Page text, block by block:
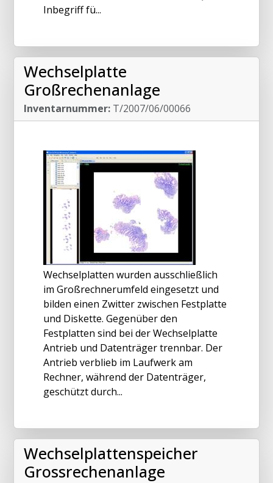
Inbegriff fü...
Wechselplatte
Großrechenanlage
Inventarnummer: T/2007/06/00066
Wechselplatten wurden ausschließlich
im Großrechnerumfeld eingesetzt und
bilden einen Zwitter zwischen Festplatte
und Diskette. Gegenüber den
Festplatten sind bei der Wechselplatte
Antrieb und Datenträger trennbar. Der
Antrieb verblieb im Laufwerk am
Rechner, während der Datenträger,
geschützt durch...
Wechselplattenspeicher
Grossrechenanlage